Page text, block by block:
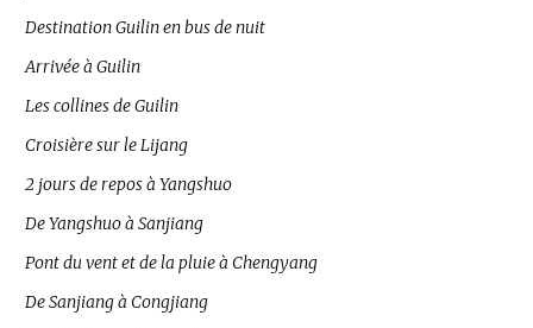
Destination Guilin en bus de nuit
Arrivée à Guilin
Les collines de Guilin
Croisière sur le Lijang
2 jours de repos à Yangshuo
De Yangshuo à Sanjiang
Pont du vent et de la pluie à Chengyang
De Sanjiang à Congjiang